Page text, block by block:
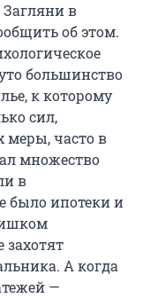
в
об этом.
большинство
к которому
сил,
меры, часто в
множество
в
было ипотеки и
А когда
—